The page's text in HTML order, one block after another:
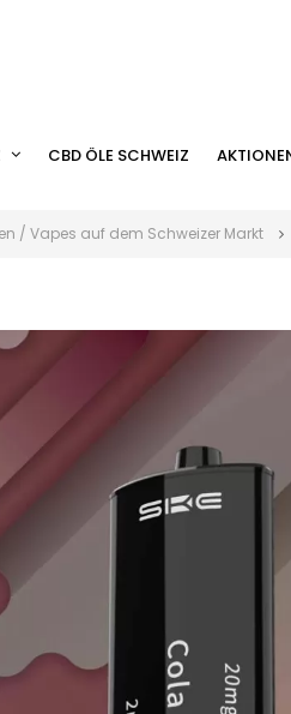
CBD ÖLE SCHWEIZ
/ Vapes auf dem Schweizer Markt